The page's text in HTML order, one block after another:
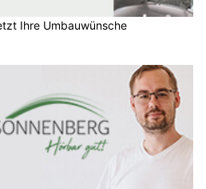
Ihre Umbauwünsche